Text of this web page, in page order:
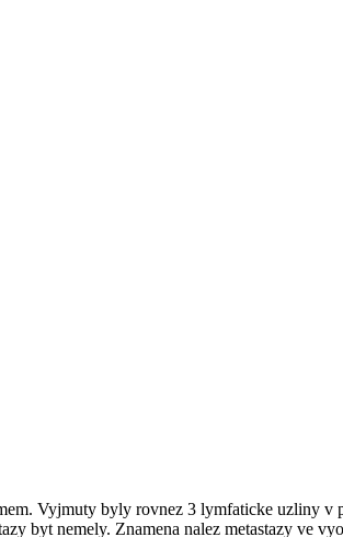
Vyjmuty byly rovnez 3 lymfaticke uzliny v
byt nemely. Znamena nalez metastazy ve